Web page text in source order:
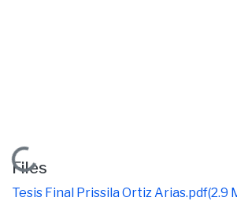
Loading...
Files
Tesis Final Prissila Ortiz Arias.pdf(2.9